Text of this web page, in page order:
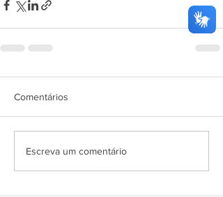
Comentários
Escreva um comentário